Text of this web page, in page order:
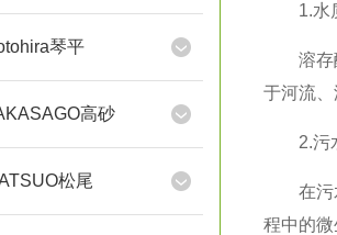
琴平
高砂
松尾
1.水质
溶存酸
于河流
2.污
在污水
程中的